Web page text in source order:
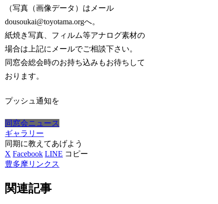
（写真（画像データ）はメール
dousoukai@toyotama.orgへ。
紙焼き写真、フィルム等アナログ素材の
場合は上記にメールでご相談下さい。
同窓会総会時のお持ち込みもお待ちして
おります。
プッシュ通知を
同窓会ニュース
ギャラリー
同期に教えてあげよう
X Facebook LINE コピー
豊多摩リンクス
関連記事